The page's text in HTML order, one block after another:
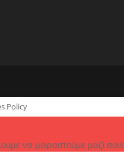
Policy
να μοιραστούμε μαζί σου!